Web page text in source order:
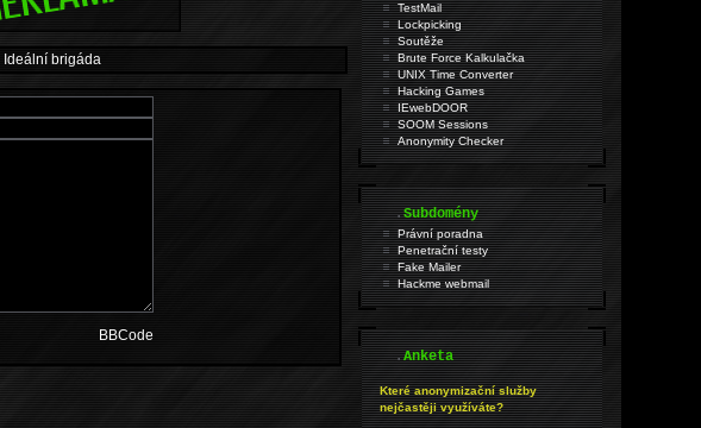
Ideální brigáda
BBCode
TestMail
Lockpicking
Soutěže
Brute Force Kalkulačka
UNIX Time Converter
Hacking Games
IEwebDOOR
SOOM Sessions
Anonymity Checker
.Subdomény
Právní poradna
Penetrační testy
Fake Mailer
Hackme webmail
.Anketa
Které anonymizační služby
nejčastěji využíváte?